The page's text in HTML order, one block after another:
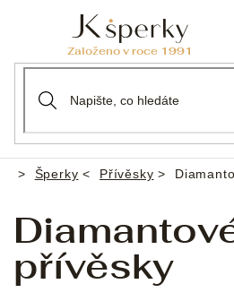
Domů
Šperky Přívěsky
přívěsky